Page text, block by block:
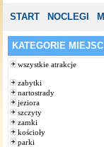
START NOCLEGI
KATEGORIE MIEJSC
wszystkie atrakcje
zabytki
nartostrady
jeziora
szczyty
zamki
kościoły
parki